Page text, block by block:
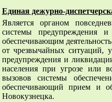
Единая дежурно-
Является органом
системы предупреждения
обеспечивающим
от чрезвычайных ситуаций,
предупреждения и
населения при угрозе или
вызовов системы
обеспечивающий прием и
Новокузнецка.